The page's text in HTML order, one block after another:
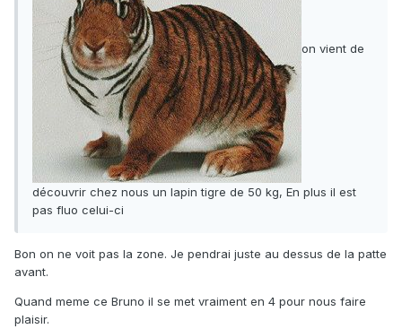
on vient de
découvrir chez nous un lapin tigre de 50 kg, En plus il est
pas fluo celui-ci
Bon on ne voit pas la zone. Je pendrai juste au dessus de la patte
avant.
Quand meme ce Bruno il se met vraiment en 4 pour nous faire
plaisir.